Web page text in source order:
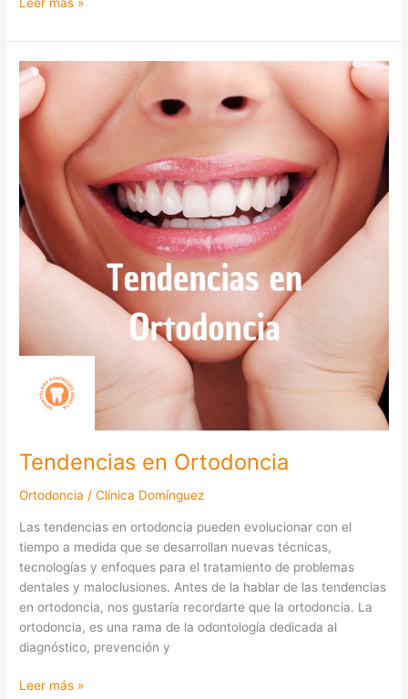
Tendencias en Ortodoncia
Ortodoncia /Clínica Domínguez
Las tendencias en ortodoncia pueden evolucionar con el
tiempo a medida que se desarrollan nuevas técnicas,
tecnologías y enfoques para el tratamiento de problemas
dentales y maloclusiones. Antes de la hablar de las tendencias
en ortodoncia, nos gustaría recordarte que la ortodoncia. La
ortodoncia, es una rama de la odontología dedicada al
diagnóstico, prevención y
Tendencias
en
Ortodoncia
Leer más »